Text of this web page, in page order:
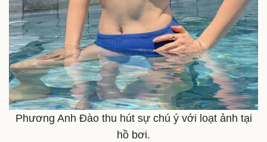
Phương Anh Đào thu hút sự chú ý với loạt ảnh tại
hồ bơi.